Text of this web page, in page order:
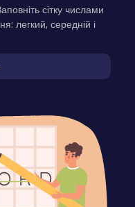
сітку числами
легкий, середній і